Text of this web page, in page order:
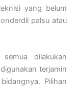
yang belum
palsu atau
dilakukan
terjamin
Pilihan